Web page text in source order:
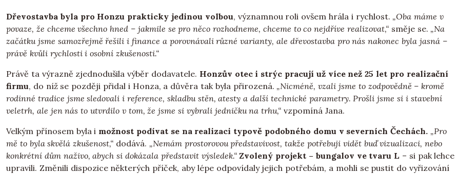
Dřevostavba byla pro Honzu prakticky jedinou volbou, významnou roli ovšem hrála i rychlost.„Oba máme v
povaze, že chceme všechno hned – jakmile se pro něco rozhodneme, chceme to co nejdříve realizovat,“ směje se. „Na
začátku jsme samozřejmě řešili i finance a porovnávali různé varianty, ale dřevostavba pro nás nakonec byla jasná –
právě kvůli rychlosti i osobní zkušenosti.“
Právě ta výrazně zjednodušila výběr dodavatele. Honzův otec i strýc pracují už více než 25 let pro realizační
firmu, do níž se později přidal i Honza, a důvěra tak byla přirozená.„Nicméně, vzali jsme to zodpovědně – kromě
rodinné tradice jsme sledovali i reference, skladbu stěn, atesty a další technické parametry. Prošli jsme si i stavební
veletrh, ale jen nás to utvrdilo v tom, že jsme si vybrali jedničku na trhu,“ vzpomíná Jana.
Velkým přínosem byla i možnost podívat se na realizaci typově podobného domu v severních Čechách. „Pro
mě to byla skvělá zkušenost,“ dodává. „Nemám prostorovou představivost, takže potřebuji vidět buď vizualizaci, nebo
konkrétní dům naživo, abych si dokázala představit výsledek.“ Zvolený projekt – bungalov ve tvaru L – si pak lehce
upravili. Změnili dispozice některých příček, aby lépe odpovídaly jejich potřebám, a mohli se pustit do vyřizování